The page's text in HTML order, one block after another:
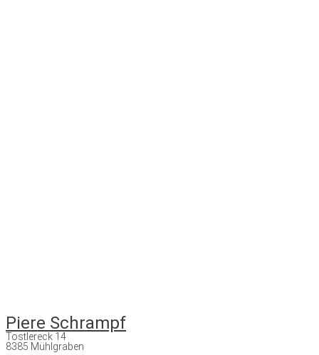
Piere Schrampf
Tostlereck 14
8385 Mühlgraben